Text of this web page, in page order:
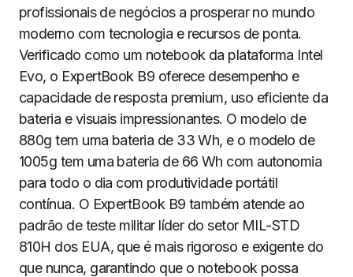
profissionais de negócios a prosperar no mundo
moderno com tecnologia e recursos de ponta.
Verificado como um notebook da plataforma Intel
Evo, o ExpertBook B9 oferece desempenho e
capacidade de resposta premium, uso eficiente da
bateria e visuais impressionantes. O modelo de
880g tem uma bateria de 33 Wh, e o modelo de
1005g tem uma bateria de 66 Wh com autonomia
para todo o dia com produtividade portátil
contínua. O ExpertBook B9 também atende ao
padrão de teste militar líder do setor MIL-STD
810H dos EUA, que é mais rigoroso e exigente do
que nunca, garantindo que o notebook possa